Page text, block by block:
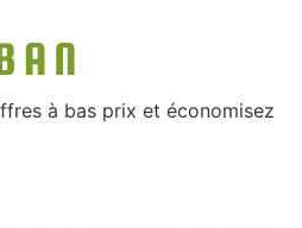
à bas prix et économisez